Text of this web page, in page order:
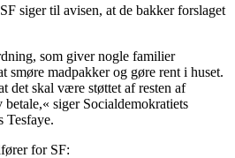
siger til avisen, at de bakker forslaget
som giver nogle familier
madpakker og gøre rent i huset.
det skal være støttet af resten af
siger Socialdemokratiets
Tesfaye.
for SF: